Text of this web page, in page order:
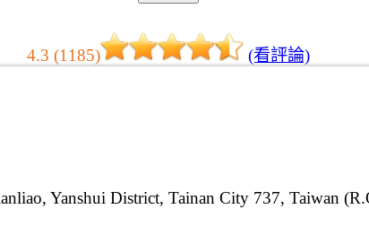
4.3 (1185)
(看評論)
Yanshui District, Tainan City 737, Taiwan